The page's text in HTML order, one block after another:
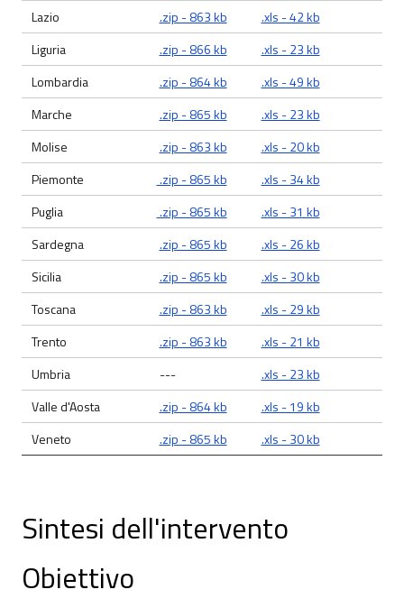
Lazio
.zip - 863 kb
.xls - 42 kb
Liguria
.zip - 866 kb
.xls - 23 kb
Lombardia
.zip - 864 kb
.xls - 49 kb
Marche
.zip - 865 kb
.xls - 23 kb
Molise
.zip - 863 kb
.xls - 20 kb
Piemonte
.zip - 865 kb
.xls - 34 kb
Puglia
.zip - 865 kb
.xls - 31 kb
Sardegna
.zip - 865 kb
.xls - 26 kb
Sicilia
.zip - 865 kb
.xls - 30 kb
Toscana
.zip - 863 kb
.xls - 29 kb
Trento
.zip - 863 kb
.xls - 21 kb
Umbria
---
.xls - 23 kb
Valle d'Aosta
.zip - 864 kb
.xls - 19 kb
Veneto
.zip - 865 kb .xls - 30 kb
Sintesi dell'intervento
Obiettivo